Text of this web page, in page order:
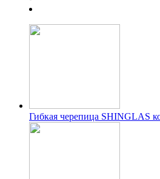
Гибкая черепица SHINGLAS